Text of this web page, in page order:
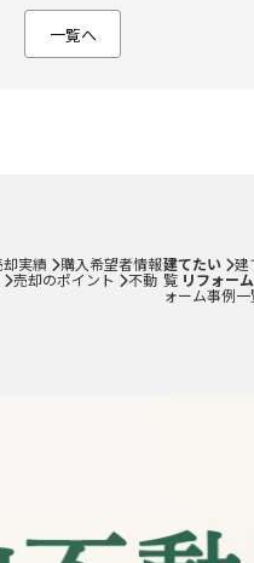
建てたい・リフォーム
一覧へ
実績 購入希望者情報
売却のポイント 不動
建てたい 建
覧 リフォーム
ォーム事例一